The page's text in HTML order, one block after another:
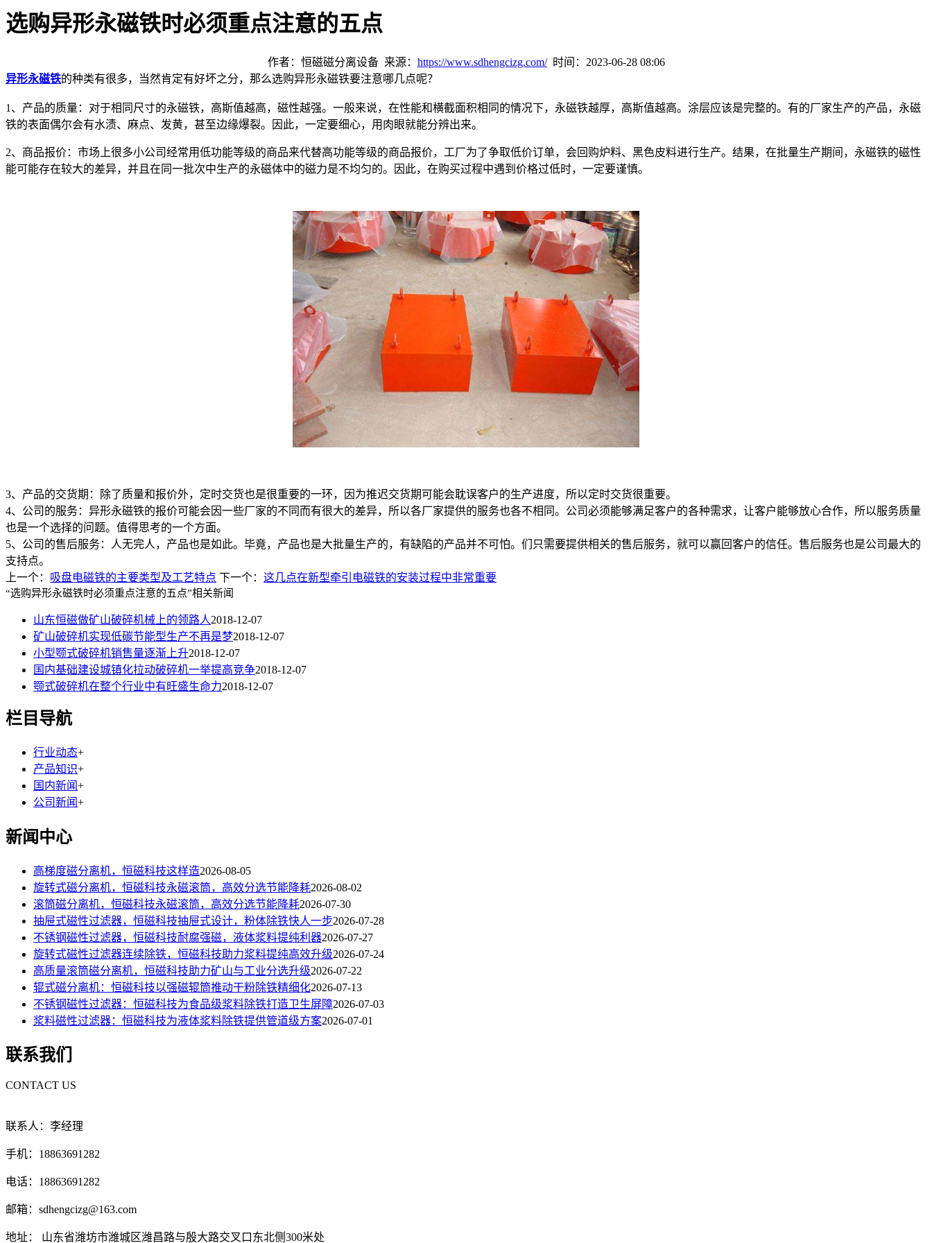
选购异形永磁铁时必须重点注意的五点
作者：恒磁磁分离设备 来源： https://www.sdhengcizg.com/时间：2023-06-28 08:06
异形永磁铁的种类有很多，当然肯定有好坏之分，那么选购异形永磁铁要注意哪几点呢？
1、产品的质量：对于相同尺寸的永磁铁，高斯值越高，磁性越强。一般来说，在性能和横截面积相同的情况下，永磁铁越厚，高斯值越高。涂层应该是完整的。有的厂家生产的产品，永磁
铁的表面偶尔会有水渍、麻点、发黄，甚至边缘爆裂。因此，一定要细心，用肉眼就能分辨出来。
2、商品报价：市场上很多小公司经常用低功能等级的商品来代替高功能等级的商品报价，工厂为了争取低价订单，会回购炉料、黑色皮料进行生产。结果，在批量生产期间，永磁铁的磁性
能可能存在较大的差异，并且在同一批次中生产的永磁体中的磁力是不均匀的。因此，在购买过程中遇到价格过低时，一定要谨慎。
3、产品的交货期：除了质量和报价外，定时交货也是很重要的一环，因为推迟交货期可能会耽误客户的生产进度，所以定时交货很重要。
4、公司的服务：异形永磁铁的报价可能会因一些厂家的不同而有很大的差异，所以各厂家提供的服务也各不相同。公司必须能够满足客户的各种需求，让客户能够放心合作，所以服务质量
也是一个选择的问题。值得思考的一个方面。
5、公司的售后服务：人无完人，产品也是如此。毕竟，产品也是大批量生产的，有缺陷的产品并不可怕。们只需要提供相关的售后服务，就可以赢回客户的信任。售后服务也是公司最大的
支持点。
上一个： 吸盘电磁铁的主要类型及工艺特点 下一个： 这几点在新型牵引电磁铁的安装过程中非常重要
“选购异形永磁铁时必须重点注意的五点”相关新闻
山东恒磁做矿山破碎机械上的领路人2018-12-07
矿山破碎机实现低碳节能型生产不再是梦2018-12-07
小型颚式破碎机销售量逐渐上升2018-12-07
国内基础建设城镇化拉动破碎机一举提高竞争2018-12-07
颚式破碎机在整个行业中有旺盛生命力2018-12-07
栏目导航
行业动态+
产品知识+
国内新闻+
公司新闻+
新闻中心
高梯度磁分离机，恒磁科技这样造2026-08-05
旋转式磁分离机，恒磁科技永磁滚筒，高效分选节能降耗2026-08-02
滚筒磁分离机，恒磁科技永磁滚筒，高效分选节能降耗2026-07-30
抽屉式磁性过滤器，恒磁科技抽屉式设计，粉体除铁快人一步2026-07-28
不锈钢磁性过滤器，恒磁科技耐腐强磁，液体浆料提纯利器2026-07-27
旋转式磁性过滤器连续除铁，恒磁科技助力浆料提纯高效升级2026-07-24
高质量滚筒磁分离机，恒磁科技助力矿山与工业分选升级2026-07-22
辊式磁分离机：恒磁科技以强磁辊筒推动干粉除铁精细化2026-07-13
不锈钢磁性过滤器：恒磁科技为食品级浆料除铁打造卫生屏障2026-07-03
浆料磁性过滤器：恒磁科技为液体浆料除铁提供管道级方案2026-07-01
联系我们
CONTACT US
联系人：李经理
手机：18863691282
电话：18863691282
邮箱：sdhengcizg@163.com
地址： 山东省潍坊市潍城区潍昌路与殷大路交叉口东北侧300米处